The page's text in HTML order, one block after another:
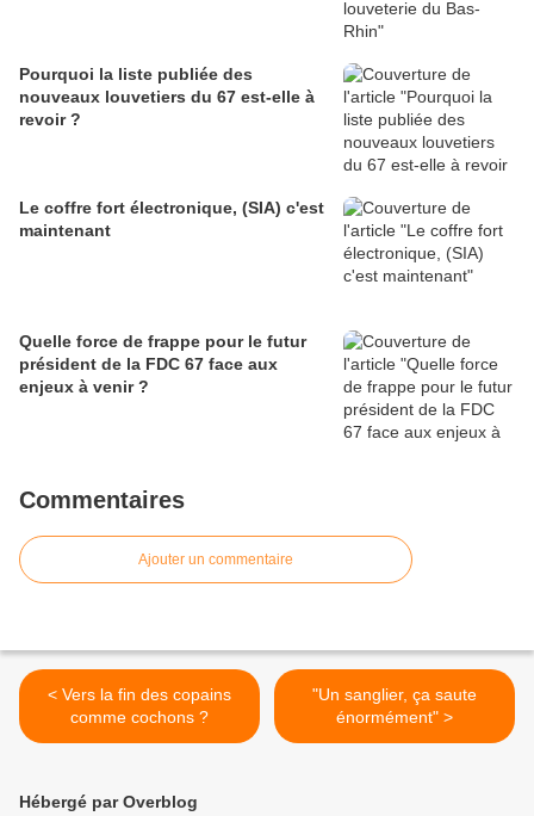
Pourquoi la liste publiée des
nouveaux louvetiers du 67 est-elle à
revoir ?
Le coffre fort électronique, (SIA) c'est
maintenant
Quelle force de frappe pour le futur
président de la FDC 67 face aux
enjeux à venir ?
Commentaires
Ajouter un commentaire
< Vers la fin des copains
comme cochons ?
"Un sanglier, ça saute
énormément" >
Hébergé par Overblog